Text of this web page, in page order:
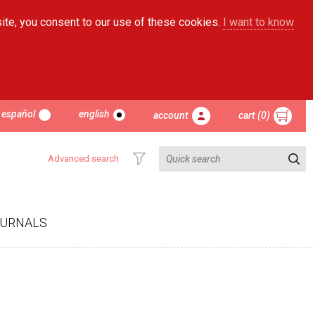
you consent to our use of these cookies. I want to know
español english account cart (0)
Advanced search